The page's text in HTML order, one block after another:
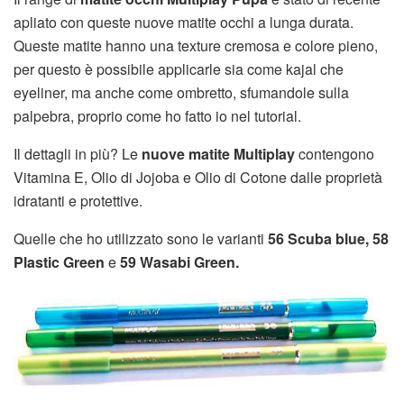
apliato con queste nuove matite occhi a lunga durata.
Queste matite hanno una texture cremosa e colore pieno,
per questo è possibile applicarle sia come kajal che
eyeliner, ma anche come ombretto, sfumandole sulla
palpebra, proprio come ho fatto io nel tutorial.
Il dettagli in più? Le nuove matite Multiplaycontengono
Vitamina E, Olio di Jojoba e Olio di Cotone dalle proprietà
idratanti e protettive.
Quelle che ho utilizzato sono le varianti 56 Scuba blue, 58
Plastic Green e59 Wasabi Green.